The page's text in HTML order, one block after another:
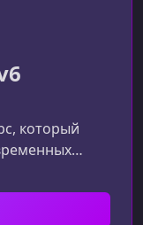
который
эффективно
создании